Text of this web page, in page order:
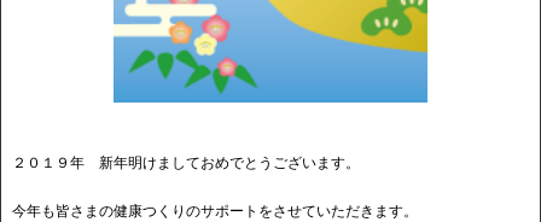
２０１９年 新年明けましておめでとうございます。
今年も皆さまの健康つくりのサポートをさせていただきます。